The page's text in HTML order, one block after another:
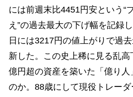
には前週末比4451円安という“
え”の過去最大の下げ幅を記録
日には3217円の値上がりで過
新した。この史上稀に見る乱
億円超の資産を築いた「億り人
のか。88歳にして現役トレー